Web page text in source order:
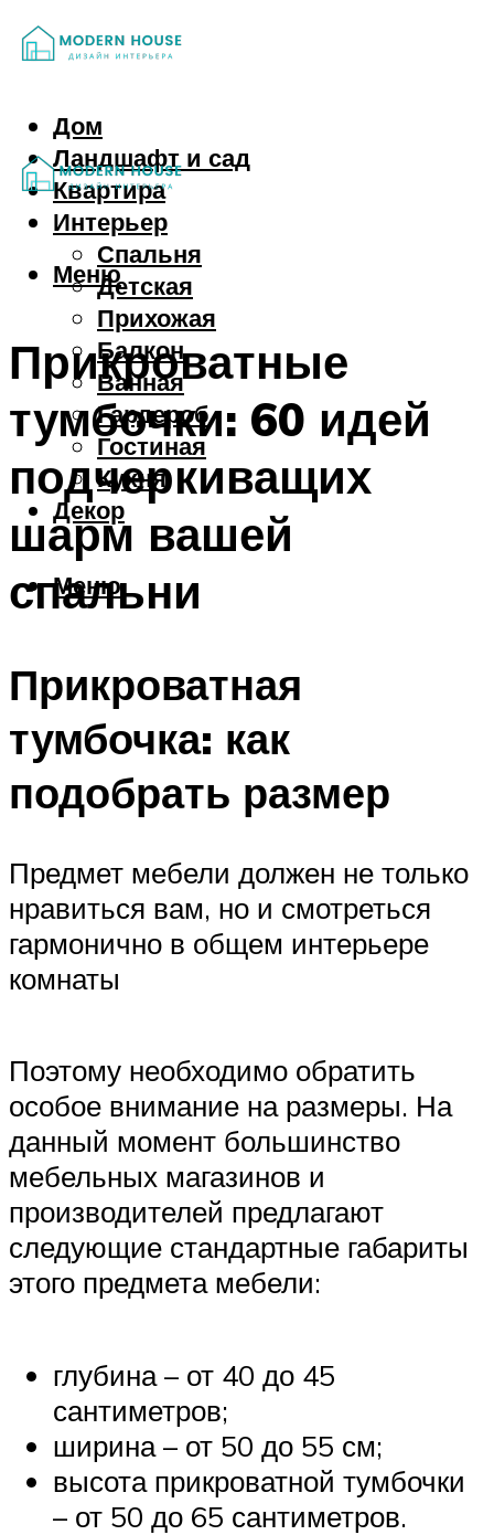
Дом
Ландшафт и сад
Квартира
Интерьер
Спальня
Детская
Прихожая
Балкон
Ванная
Гардероб
Гостиная
Кухня
Декор
Меню
Меню
Прикроватные
тумбочки: 60 идей
подчеркиващих
шарм вашей
спальни
Прикроватная
тумбочка: как
подобрать размер
Предмет мебели должен не только
нравиться вам, но и смотреться
гармонично в общем интерьере
комнаты
Поэтому необходимо обратить
особое внимание на размеры. На
данный момент большинство
мебельных магазинов и
производителей предлагают
следующие стандартные габариты
этого предмета мебели:
глубина – от 40 до 45
сантиметров;
ширина – от 50 до 55 см;
высота прикроватной тумбочки
– от 50 до 65 сантиметров.